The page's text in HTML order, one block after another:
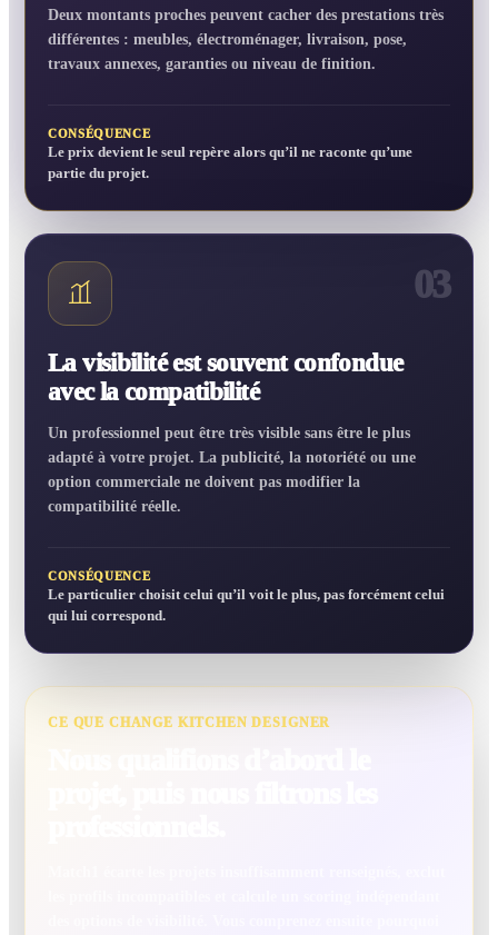
Deux montants proches peuvent cacher des prestations très
différentes : meubles, électroménager, livraison, pose,
travaux annexes, garanties ou niveau de finition.
CONSÉQUENCE
Le prix devient le seul repère alors qu’il ne raconte qu’une
partie du projet.
03
La visibilité est souvent confondue
avec la compatibilité
Un professionnel peut être très visible sans être le plus
adapté à votre projet. La publicité, la notoriété ou une
option commerciale ne doivent pas modifier la
compatibilité réelle.
CONSÉQUENCE
Le particulier choisit celui qu’il voit le plus, pas forcément celui
qui lui correspond.
CE QUE CHANGE KITCHEN DESIGNER